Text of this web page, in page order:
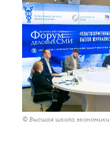
© Высшая школа экономики